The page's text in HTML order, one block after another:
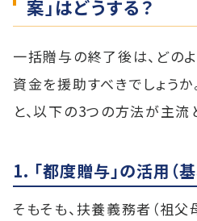
案」はどうする？
一括贈与の終了後は、どの
資金を援助すべきでしょう
と、以下の3つの方法が主流
1. 「都度贈与」の活用（
そもそも、扶養義務者（祖父